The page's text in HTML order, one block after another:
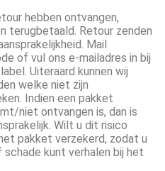
hebben ontvangen,
terugbetaald. Retour zenden
Mail
of vul ons e-mailadres in bij
Uiteraard kunnen wij
welke niet zijn
Indien een pakket
niet ontvangen is, dan is
Wilt u dit risico
pakket verzekerd, zodat u
kunt verhalen bij het